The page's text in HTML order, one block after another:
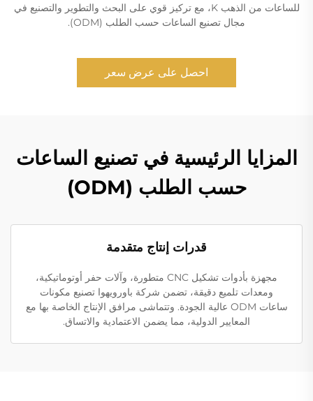
للساعات من الذهب K، مع تركيز قوي على البحث والتطوير والتصنيع في
مجال تصنيع الساعات حسب الطلب (ODM).
احصل على عرض سعر
المزايا الرئيسية في تصنيع الساعات
حسب الطلب (ODM)
قدرات إنتاج متقدمة
مجهزة بأدوات تشكيل CNC متطورة، وآلات حفر أوتوماتيكية،
ومعدات تلميع دقيقة، تضمن شركة باورويهوا تصنيع مكونات
ساعات ODM عالية الجودة. وتتماشى مرافق الإنتاج الخاصة بها مع
المعايير الدولية، مما يضمن الاعتمادية والاتساق.